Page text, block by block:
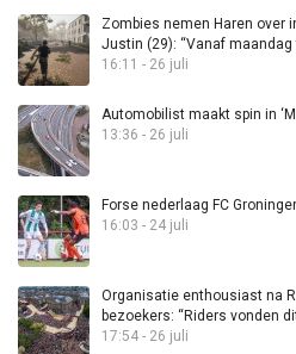
Zombies nemen Haren over
Justin (29): “Vanaf maandag
16:11 - 26 juli
Automobilist maakt spin in
13:36 - 26 juli
Forse nederlaag FC
16:03 - 24 juli
Organisatie enthousiast na
bezoekers: “Riders vonden
17:54 - 26 juli